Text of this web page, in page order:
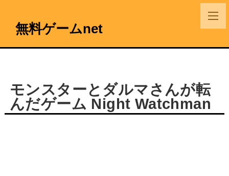
無料ゲームnet
モンスターとダルマさんが転
んだゲーム Night Watchman